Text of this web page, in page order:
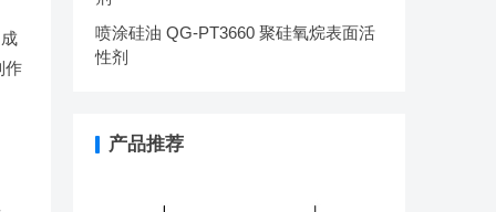
作
喷涂硅油 QG-PT3660 聚硅氧烷表面活
性剂
产品推荐